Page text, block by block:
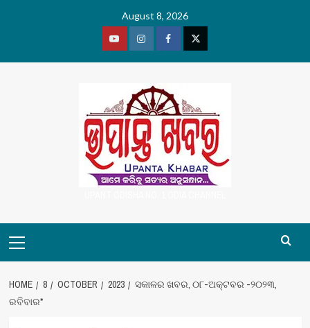
August 8, 2026
YoutubeVimeoFacebookTwitter
Menu
HOME 8 OCTOBER 2023
ସକାଳର ଖବର, ୦୮-ଅକ୍ଟବର -୨୦୨୩,
ରବିବାର*